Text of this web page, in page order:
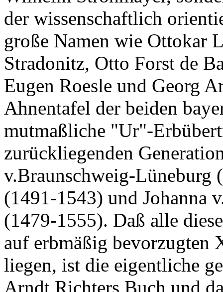
der wissenschaftlich
große Namen wie Ottokar
Stradonitz, Otto Forst de
Eugen Roesle und Georg
Ahnentafel der beiden
mutmaßliche "Ur"-
zurückliegenden
v.Braunschweig-Lüneburg
(1491-1543) und Johanna
(1479-1555). Daß alle
auf erbmäßig bevorzugten
liegen, ist die eigentliche
Arndt Richters Buch und